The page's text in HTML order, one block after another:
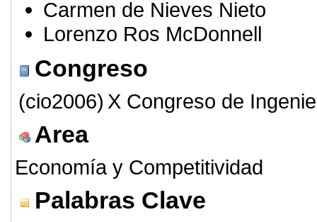
Carmen de Nieves Nieto
Lorenzo Ros McDonnell
Congreso
(cio2006) X Congreso de
Area
Economía y Competitividad
Palabras Clave